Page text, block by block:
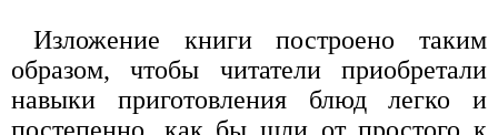
Изложение книги построено таким
образом, чтобы читатели приобретали
навыки приготовления блюд легко и